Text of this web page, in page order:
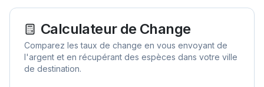
Calculateur de Change
Comparez les taux de change en vous envoyant de
l'argent et en récupérant des espèces dans votre ville
de destination.